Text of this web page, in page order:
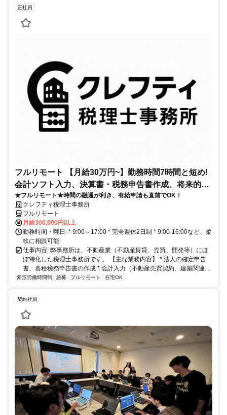
正社員
フルリモート 【月給30万円~】勤務時間7時間と短め!
会計ソフト入力、決算書・税務申告書作成、将来的に
決算説明も
★フルリモート★時間の融通が利き、有給申請も直前でOK！
クレフティ税理士事務所
フルリモート
月給300,000円以上
勤務時間・曜日: * 9:00～17:00 * 完全週休2日制 * 9:00-16:00など、柔
軟に相談可能
仕事内容: 弊事務所は、不動産業（不動産賃貸、売買、開発等）にほ
ぼ特化した税理士事務所です。 【主な業務内容】 * 法人の確定申告
書、各種税務申告書の作成 * 会計入力（不動産売買契約、建築関連...
変形労働時間制 急募 フルリモート 在宅OK
契約社員